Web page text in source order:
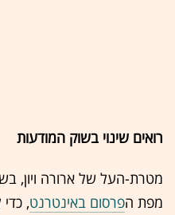
רואים שינוי בשוק המודעות
מטרת-העל של ארורה ויון,
מפת הפרסום באינטרנט,